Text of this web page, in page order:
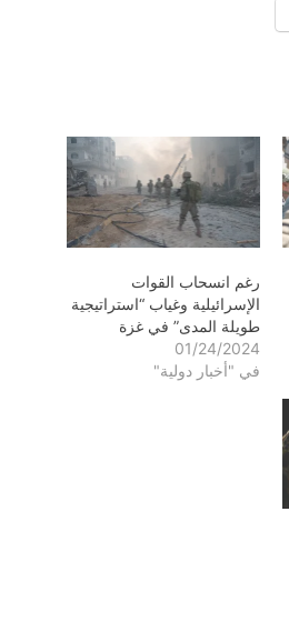
رغم انسحاب القوات
الإسرائيلية وغياب “استراتيجية
طويلة المدى” في غزة
01/24/2024
في "أخبار دولية"